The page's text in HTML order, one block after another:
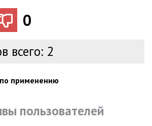
0
всего: 2
применению
пользователей